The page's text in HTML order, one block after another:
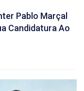
Pablo Marçal
Candidatura Ao